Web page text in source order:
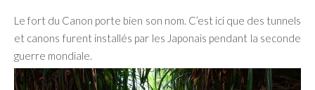
Le fort du Canon porte bien son nom. C’est ici que des tunnels
et canons furent installés par les Japonais pendant la seconde
guerre mondiale.